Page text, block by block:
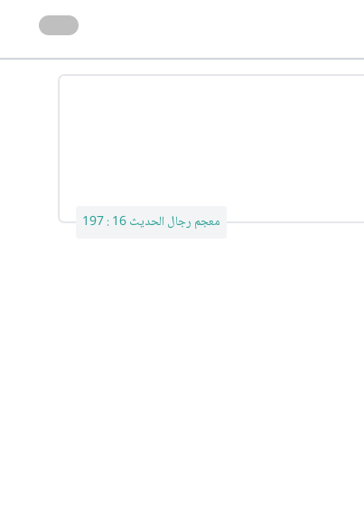
معجم رجال الحديث 16 : 197